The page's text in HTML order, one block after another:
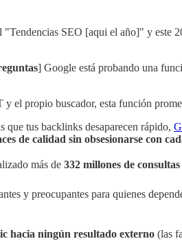
SEO [aqui el año]" y este
] Google está probando una
el propio buscador, esta función
que tus backlinks desaparecen rápido,
de calidad sin obsesionarse con
más de 332 millones de
y preocupantes para quienes
hacia ningún resultado externo (las